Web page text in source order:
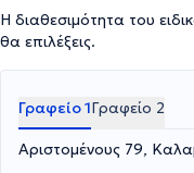
Η διαθεσιμότητα του
θα επιλέξεις.
Γραφείο 1Γραφείο 2
Αριστομένους 79,